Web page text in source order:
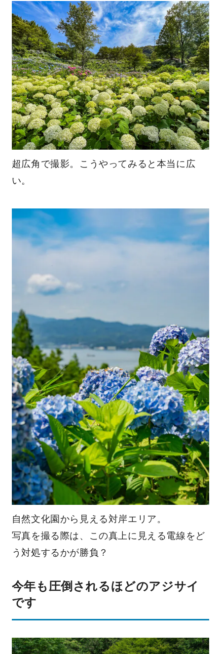
超広角で撮影。こうやってみると本当に広
い。
自然文化園から見える対岸エリア。
写真を撮る際は、この真上に見える電線をど
う対処するかが勝負？
今年も圧倒されるほどのアジサイ
です